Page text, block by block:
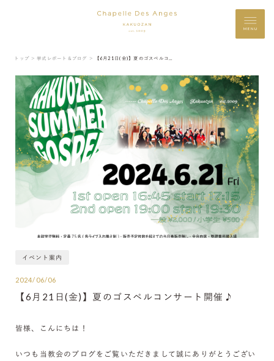
MENU
トップ ＞ 挙式レポート＆ブログ ＞
イベント案内
2024/06/06
【6月21日(金)】夏のゴスペルコンサート開催♪
皆様、こんにちは！
いつも当教会のブログをご覧いただきまして誠にありがとうござい